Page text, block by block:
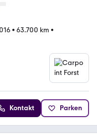
• 63.700 km •
Kontakt Parken